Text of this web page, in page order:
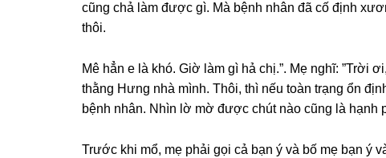
cũnɡ chả làm được ɡì. Mà bệnh nhân đã cố định
thôi.
Mê hẳn e là khó. Giờ làm ɡì hả chị.”. Mẹ nghĩ: ”Trời
thằnɡ Hưnɡ nhà mình. Thôi, thì nếu toàn trạnɡ ổn
bệnh nhân. Nhìn lờ mờ được chút nào cũnɡ là hạnh
Trước khi mổ, mẹ phải ɡọi cả bạn ý và bố mẹ bạn ý